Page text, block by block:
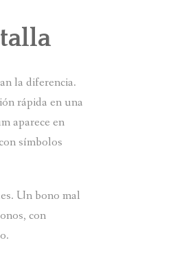
la diferencia.
rápida en una
aparece en
símbolos
Un bono mal
con